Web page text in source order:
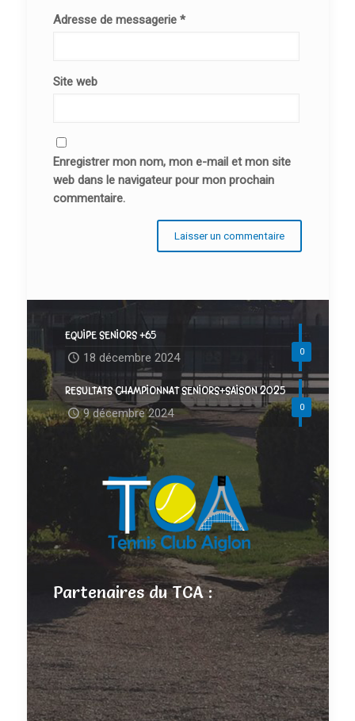
Adresse de messagerie *
Site web
Enregistrer mon nom, mon e-mail et mon site
web dans le navigateur pour mon prochain
commentaire.
0
EQUIPE SENIORS +65
18 décembre 2024
0
RESULTATS CHAMPIONNAT SENIORS+SAISON 2025
9 décembre 2024
Partenaires du TCA :